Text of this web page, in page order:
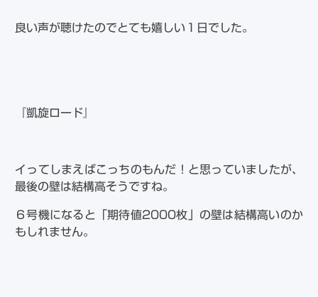
良い声が聴けたのでとても嬉しい１日でした。
『凱旋ロード』
イってしまえばこっちのもんだ！と思っていましたが、
最後の壁は結構高そうですね。
６号機になると「期待値2000枚」の壁は結構高いのか
もしれません。